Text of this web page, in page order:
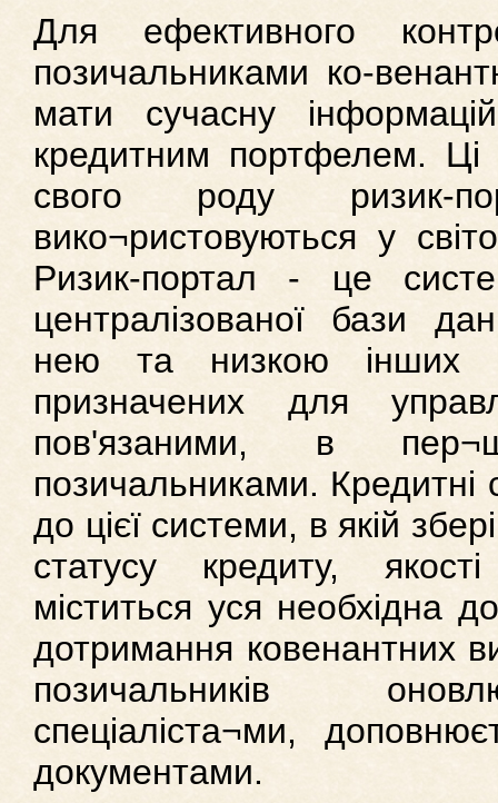
Для ефективного
позичальниками ко-
мати сучасну
кредитним портфелем.
свого роду ризик-
вико¬ристовуються у
Ризик-портал - це
централізованої бази
нею та низкою інших
призначених для
пов'язаними, в
позичальниками. Кредитні
до цієї системи, в якій
статусу кредиту,
міститься уся необхідна
дотримання ковенантних
позичальників
спеціаліста¬ми,
документами.